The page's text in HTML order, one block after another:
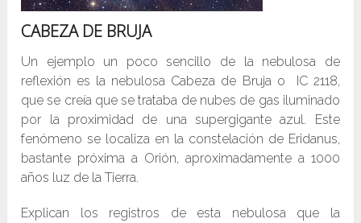
CABEZA DE BRUJA
Un ejemplo un poco sencillo de la nebulosa de
reflexión es la nebulosa Cabeza de Bruja o IC 2118,
que se creía que se trataba de nubes de gas iluminado
por la proximidad de una supergigante azul. Este
fenómeno se localiza en la constelación de Eridanus,
bastante próxima a Orión, aproximadamente a 1000
años luz de la Tierra.
Explican los registros de esta nebulosa que la